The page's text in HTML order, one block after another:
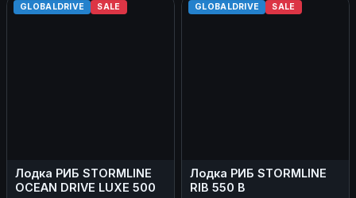
GLOBALDRIVE SALE
Лодка РИБ STORMLINE
OCEAN DRIVE LUXE 500
GLOBALDRIVE SALE
Лодка РИБ STORMLINE
RIB 550 B